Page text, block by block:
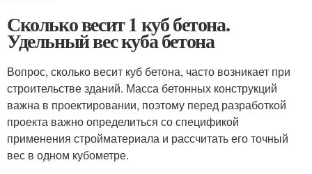
Сколько весит 1 куб бетона.
Удельный вес куба бетона
Вопрос, сколько весит куб бетона, часто возникает при
строительстве зданий. Масса бетонных конструкций
важна в проектировании, поэтому перед разработкой
проекта важно определиться со спецификой
применения стройматериала и рассчитать его точный
вес в одном кубометре.